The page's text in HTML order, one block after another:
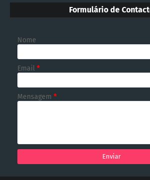
Formulário de
Nome
Email *
Mensagem *